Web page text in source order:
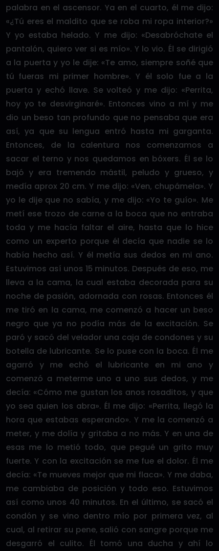
palabra en el ascensor. Ya en el cuarto, él me dijo:
«¿Tú eres el maldito que se roba mi ropa interior?»
Y yo estaba helado. Y me dijo: «Desabróchate el
pantalón, quiero ver si es mío». Y lo vio. Él se dirigió
a la puerta y yo le dije: «Te amo, siempre soñé que
tú fueras mi primer hombre». Y él solo fue a la
puerta y echó llave. Se volteó y me dijo: «Perrita,
hoy yo te desvirginaré». Entonces vino a mí y me
dio un beso tan profundo que no pensaba que era
así, ya que su lengua entró hasta mi garganta.
Entonces, de la calentura nos comenzamos a
sacar el terno y nos quedamos en bóxers. Él se lo
bajó y era tremendo mástil, peludo y grueso, y
medía aprox 20 cm. Y me dijo: «Ven, chupámela». Y
yo le dije que no sabía, y me dijo: «Yo te guío». Me
metí ese trozo de carne a la boca que no entraba
toda y me hacía faltar el aire, hasta que lo hice
como un experto porque él decía que nadie se lo
había hecho así. Y él metía sus dedos en mi ano.
Estuvimos así unos 15 minutos. Después de eso, me
lleva a la cama, la cual estaba decorada para su
noche de pasión, adornada con rosas. Entonces él
me tiró en la cama, me comenzó a hacer un beso
negro que ya no podía más de la excitación. Se
paró y sacó del velador una caja de condones y su
botella de lubricante. Se lo puse con la boca. Él me
agarró y me echó el lubricante en mi ano y
comenzó a meterme uno a uno sus dedos, y me
decía: «Cómo me gustan los anos rosaditos, y que
yo sea quien los abra». Él me dijo: «Perrita, llegó la
hora que estabas esperando». Y me la comenzó a
meter, y me dolía y gritaba a no más. Y en una de
esas me lo metió todo, que pegué un grito muy
fuerte. Y con la excitación se me fue el dolor. Él me
decía: «Te mueves mejor que mi flaca». Y me daba,
me cambiaba de posición y todo eso. Estuvimos
así como unos 40 minutos. En el último, se sacó el
condón y se vino dentro mío por primera vez, al
cual, al retirar su pene, salió con sangre porque me
desgarró el culito. Él tomó una ducha y ahí lo